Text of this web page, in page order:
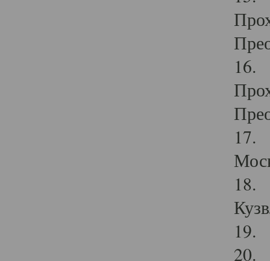
16.
17.
18.
19.
20.